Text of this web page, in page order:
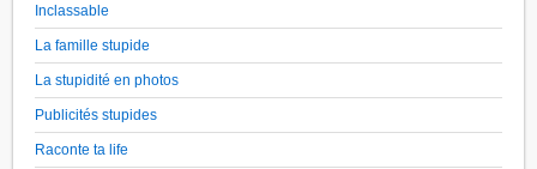
Inclassable
La famille stupide
La stupidité en photos
Publicités stupides
Raconte ta life